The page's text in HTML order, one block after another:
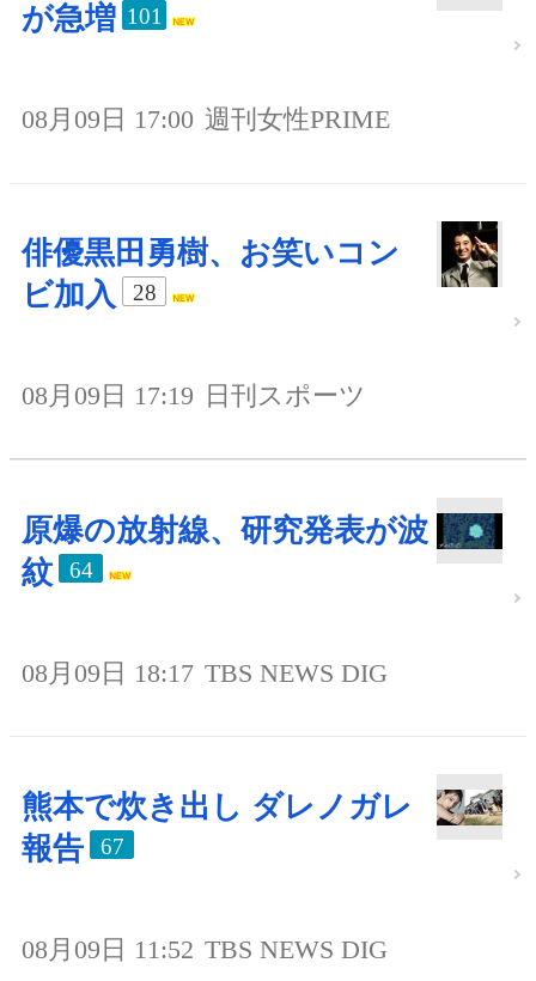
が急増 101
08月09日 17:00 週刊女性PRIME
俳優黒田勇樹、お笑いコン
ビ加入
28
08月09日 17:19 日刊スポーツ
原爆の放射線、研究発表が波
紋
64
08月09日 18:17 TBS NEWS DIG
熊本で炊き出し ダレノガレ
報告
67
08月09日 11:52 TBS NEWS DIG